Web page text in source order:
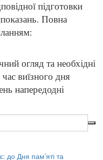
підготовки
Повна
огляд та необхідні
виїзного дня
напередодні
до Дня пам’яті та